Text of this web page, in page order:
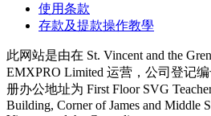
使用条款
存款及提款操作教學
此网站是由在 St. Vincent and the
EMXPRO Limited 运营，公司登记
册办公地址为 First Floor SVG
Building, Corner of James and Middle